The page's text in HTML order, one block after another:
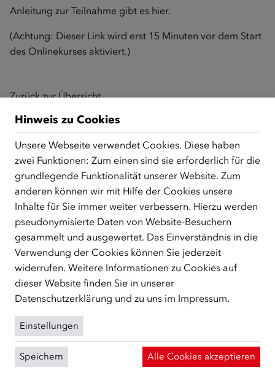
Anleitung zur Teilnahme gibt es hier.
(Achtung: Dieser Link wird erst 15 Minuten vor dem Start
des Onlinekurses aktiviert.)
Zurück zur Übersicht
ÜBER UNS
Der Österreichische Integrationsfonds (ÖIF) ist ein Fonds der
Republik Österreich, der Flüchtlinge, subsidiär
Schutzberechtigte, Vertriebene sowie Zuwander/innen als
zentrale Anlaufstelle bei der Integration in Österreich
unterstützt.mehr
FacebookYouTubeInstagramLinkedIn
Über den ÖIF
Der Österreichische Integrationsfonds (ÖIF)
Organigramm
Presse
Informationen erhalten
Karriere
Hinweis zu Cookies
Unsere Webseite verwendet Cookies. Diese haben
zwei Funktionen: Zum einen sind sie erforderlich für die
grundlegende Funktionalität unserer Website. Zum
anderen können wir mit Hilfe der Cookies unsere
Inhalte für Sie immer weiter verbessern. Hierzu werden
pseudonymisierte Daten von Website-Besuchern
gesammelt und ausgewertet. Das Einverständnis in die
Verwendung der Cookies können Sie jederzeit
widerrufen. Weitere Informationen zu Cookies auf
dieser Website finden Sie in unserer
Datenschutzerklärung und zu uns im Impressum.
Einstellungen
Speichern Alle Cookies akzeptieren